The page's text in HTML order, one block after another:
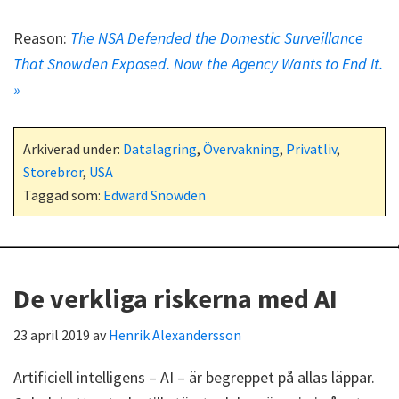
Reason: The NSA Defended the Domestic Surveillance
That Snowden Exposed. Now the Agency Wants to End It.
»
Arkiverad under: Datalagring, Övervakning, Privatliv,
Storebror, USA
Taggad som: Edward Snowden
De verkliga riskerna med AI
23 april 2019 avHenrik Alexandersson
Artificiell intelligens – AI – är begreppet på allas läppar.